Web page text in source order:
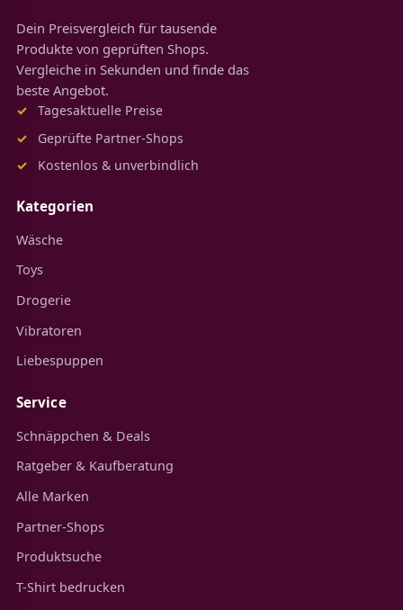
Dein Preisvergleich für tausende
Produkte von geprüften Shops.
Vergleiche in Sekunden und finde das
beste Angebot.
Tagesaktuelle Preise
Geprüfte Partner-Shops
Kostenlos & unverbindlich
Kategorien
Wäsche
Toys
Drogerie
Vibratoren
Liebespuppen
Service
Schnäppchen & Deals
Ratgeber & Kaufberatung
Alle Marken
Partner-Shops
Produktsuche
T-Shirt bedrucken